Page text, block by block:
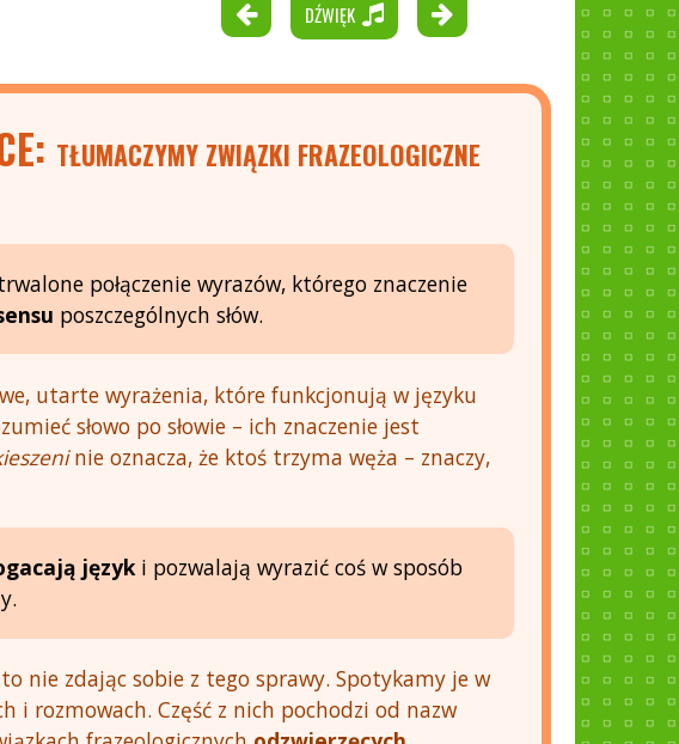
DŹWIĘK
TŁUMACZYMY ZWIĄZKI FRAZEOLOGICZNE
połączenie wyrazów, którego znaczenie
poszczególnych słów.
utarte wyrażenia, które funkcjonują w języku
słowo po słowie – ich znaczenie jest
nie oznacza, że ktoś trzyma węża – znaczy,
języki pozwalają wyrazić coś w sposób
nie zdając sobie z tego sprawy. Spotykamy je w
i rozmowach. Część z nich pochodzi od nazw